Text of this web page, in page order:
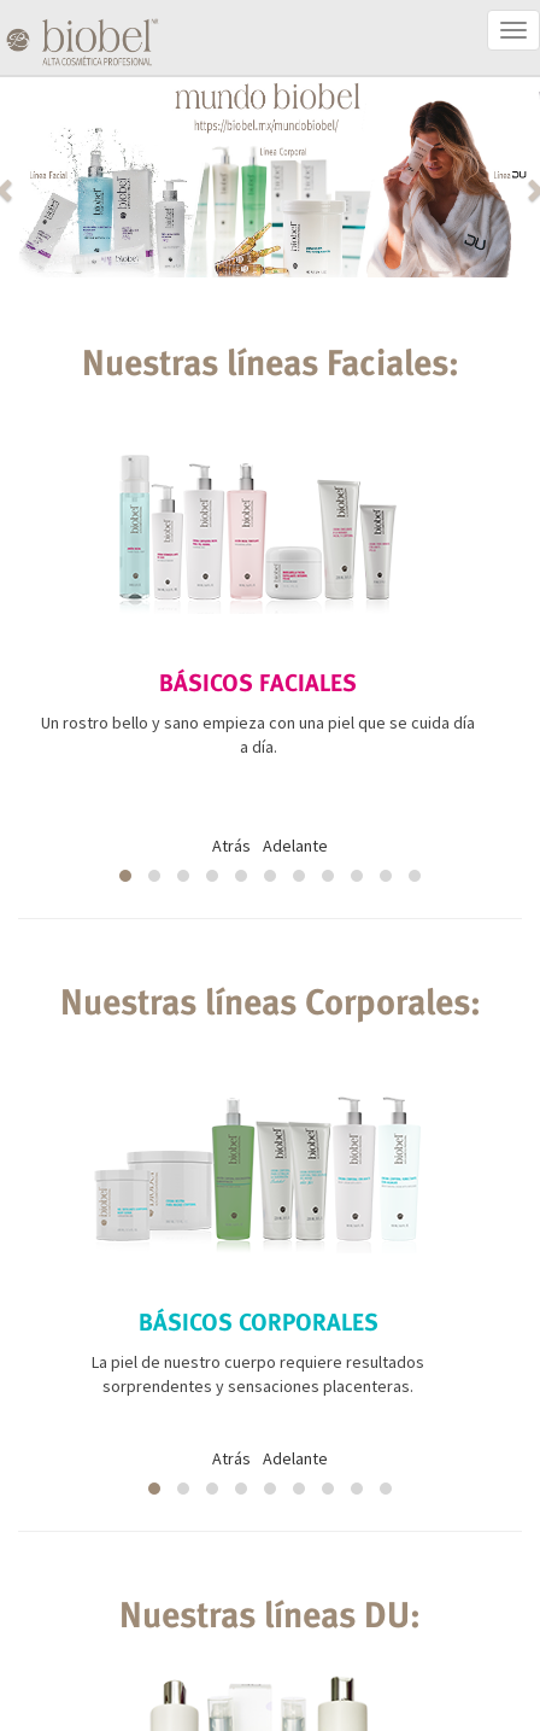
Nuestras líneas Faciales:
BÁSICOS FACIALES
Un rostro bello y sano empieza con una piel que se cuida día
a día.
Atrás Adelante
Nuestras líneas Corporales:
BÁSICOS CORPORALES
La piel de nuestro cuerpo requiere resultados
sorprendentes y sensaciones placenteras.
Atrás Adelante
Nuestras líneas DU: